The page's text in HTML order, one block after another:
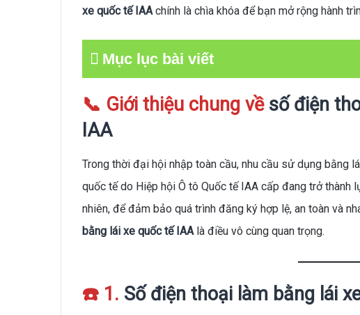
xe quốc tế IAAchính là chìa khóa để bạn mở rộng hành
Mục lục bài viết
📞 Giới thiệu chung về số điện
IAA
Trong thời đại hội nhập toàn cầu, nhu cầu sử dụng bằng
quốc tế do Hiệp hội Ô tô Quốc tế IAA cấp đang trở thành
nhiên, để đảm bảo quá trình đăng ký hợp lệ, an toàn và
bằng lái xe quốc tế IAAlà điều vô cùng quan trọng.
☎️ 1. Số điện thoại làm bằng lái